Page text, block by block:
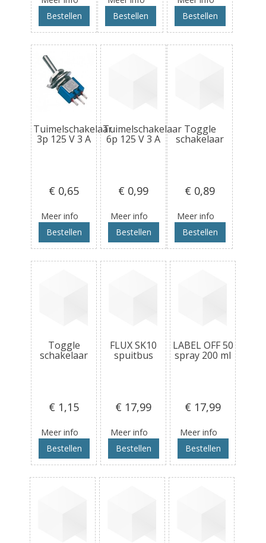
Bestellen
Bestellen
Bestellen
Tuimelschakelaar
3p 125 V 3 A
€ 0,65
Meer info
Bestellen
Tuimelschakelaar
6p 125 V 3 A
€ 0,99
Meer info
Bestellen
Toggle
schakelaar
€ 0,89
Meer info
Bestellen
Toggle
schakelaar
€ 1,15
Meer info
Bestellen
FLUX SK10
spuitbus
€ 17,99
Meer info
Bestellen
LABEL OFF 50
spray 200 ml
€ 17,99
Meer info
Bestellen